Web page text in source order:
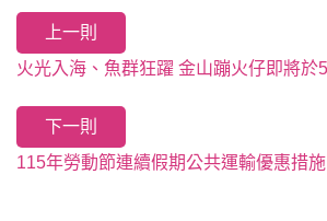
上一則
下一則
115年勞動節連續假期公共運輸優惠措施